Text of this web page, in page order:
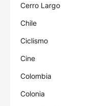
Cerro Largo
Chile
Ciclismo
Cine
Colombia
Colonia